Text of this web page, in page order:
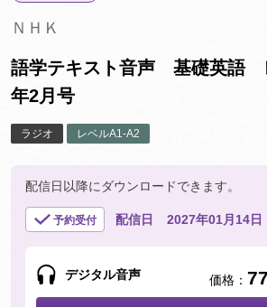
ＮＨＫ
語学テキスト音声 基礎英語
年2月号
ラジオ レベルA1-A2
配信日以降にダウンロードできます。
予約受付 配信日 2027年01月14日
デジタル音声 価格：